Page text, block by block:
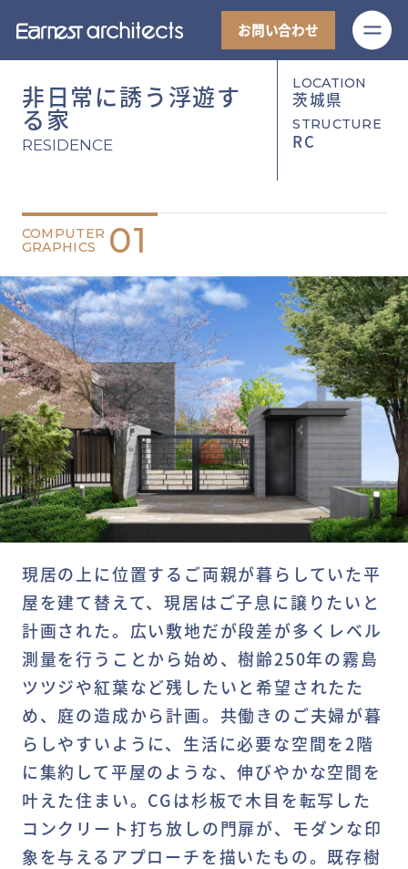
お問い合わせ
非日常に誘う浮遊す
る家
RESIDENCE
LOCATION
茨城県
STRUCTURE
RC
COMPUTER
GRAPHICS
01
現居の上に位置するご両親が暮らしていた平
屋を建て替えて、現居はご子息に譲りたいと
計画された。広い敷地だが段差が多くレベル
測量を行うことから始め、樹齢250年の霧島
ツツジや紅葉など残したいと希望されたた
め、庭の造成から計画。共働きのご夫婦が暮
らしやすいように、生活に必要な空間を2階
に集約して平屋のような、伸びやかな空間を
叶えた住まい。CGは杉板で木目を転写した
コンクリート打ち放しの門扉が、モダンな印
象を与えるアプローチを描いたもの。既存樹